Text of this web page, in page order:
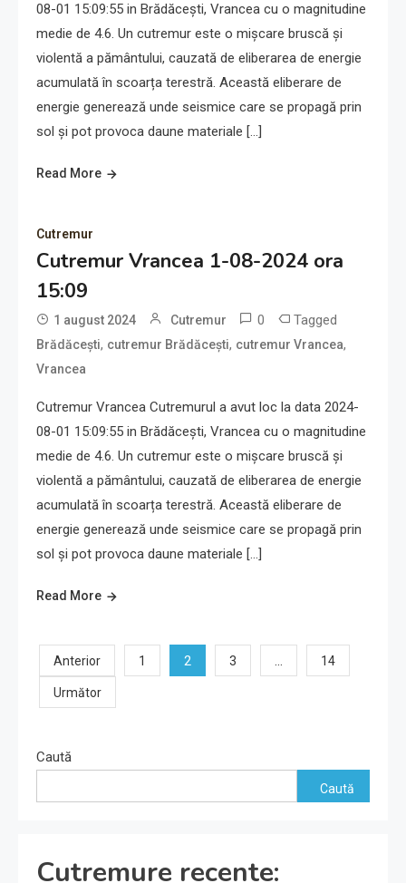
08-01 15:09:55 in Brădăcești, Vrancea cu o magnitudine
medie de 4.6. Un cutremur este o mișcare bruscă și
violentă a pământului, cauzată de eliberarea de energie
acumulată în scoarța terestră. Această eliberare de
energie generează unde seismice care se propagă prin
sol și pot provoca daune materiale […]
Read More
Cutremur
Cutremur Vrancea 1-08-2024 ora
15:09
1 august 2024 Cutremur 0 Tagged
Brădăcești, cutremur Brădăcești, cutremur Vrancea,
Vrancea
Cutremur Vrancea Cutremurul a avut loc la data 2024-
08-01 15:09:55 in Brădăcești, Vrancea cu o magnitudine
medie de 4.6. Un cutremur este o mișcare bruscă și
violentă a pământului, cauzată de eliberarea de energie
acumulată în scoarța terestră. Această eliberare de
energie generează unde seismice care se propagă prin
sol și pot provoca daune materiale […]
Read More
Paginație
articole
Anterior 1 2 3 … 14
Următor
Caută
Caută
Cutremure recente: